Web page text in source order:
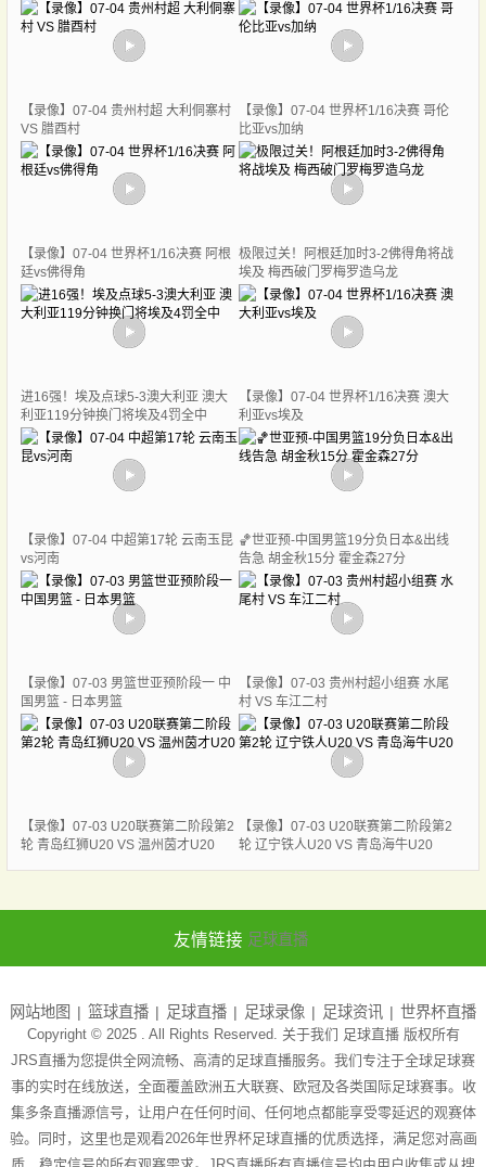
【录像】07-04 贵州村超 大利侗寨村
VS 腊酉村
【录像】07-04 世界杯1/16决赛 哥伦
比亚vs加纳
【录像】07-04 世界杯1/16决赛 阿根
廷vs佛得角
极限过关！阿根廷加时3-2佛得角将战
埃及 梅西破门罗梅罗造乌龙
进16强！埃及点球5-3澳大利亚 澳大
利亚119分钟换门将埃及4罚全中
【录像】07-04 世界杯1/16决赛 澳大
利亚vs埃及
【录像】07-04 中超第17轮 云南玉昆
vs河南
🏀世亚预-中国男篮19分负日本&出线
告急 胡金秋15分 霍金森27分
【录像】07-03 男篮世亚预阶段一 中
国男篮 - 日本男篮
【录像】07-03 贵州村超小组赛 水尾
村 VS 车江二村
【录像】07-03 U20联赛第二阶段第2
轮 青岛红狮U20 VS 温州茵才U20
【录像】07-03 U20联赛第二阶段第2
轮 辽宁铁人U20 VS 青岛海牛U20
友情链接 足球直播
网站地图 篮球直播 足球直播 足球录像 足球资讯 世界杯直播
Copyright © 2025 . All Rights Reserved. 关于我们 足球直播版权所有
JRS直播为您提供全网流畅、高清的足球直播服务。我们专注于全球足球赛
事的实时在线放送，全面覆盖欧洲五大联赛、欧冠及各类国际足球赛事。收
集多条直播源信号，让用户在任何时间、任何地点都能享受零延迟的观赛体
验。同时，这里也是观看2026年世界杯足球直播的优质选择，满足您对高画